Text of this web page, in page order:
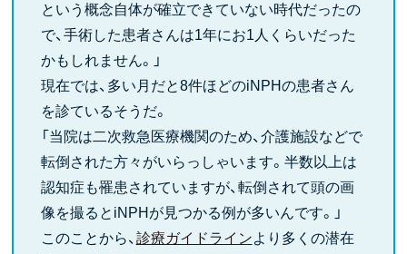
という概念自体が確立できていない時代だったの
で、手術した患者さんは1年にお1人くらいだった
かもしれません。」
現在では、多い月だと8件ほどのiNPHの患者さん
を診ているそうだ。
「当院は二次救急医療機関のため、介護施設などで
転倒された方々がいらっしゃいます。半数以上は
認知症も罹患されていますが、転倒されて頭の画
像を撮るとiNPHが見つかる例が多いんです。」
このことから、 診療ガイドラインより多くの潜在